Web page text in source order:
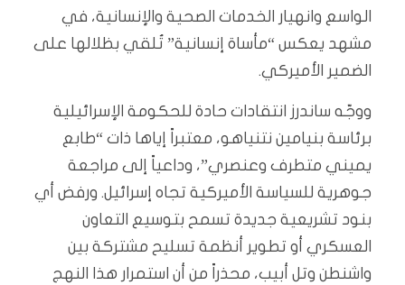
الواسع وانهيار الخدمات الصحية والإنسانية، في
مشهد يعكس “مأساة إنسانية” تُلقي بظلالها على
الضمير الأميركي.
ووجّه ساندرز انتقادات حادة للحكومة الإسرائيلية
برئاسة بنيامين نتنياهو، معتبراً إياها ذات “طابع
يميني متطرف وعنصري”، وداعياً إلى مراجعة
جوهرية للسياسة الأميركية تجاه إسرائيل. ورفض أي
بنود تشريعية جديدة تسمح بتوسيع التعاون
العسكري أو تطوير أنظمة تسليح مشتركة بين
واشنطن وتل أبيب، محذراً من أن استمرار هذا النهج